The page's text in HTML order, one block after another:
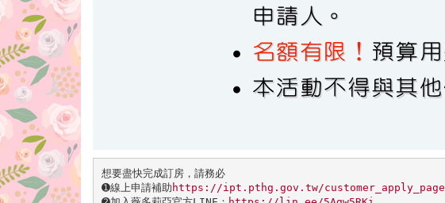
想要盡快完成訂房，請務必
➊線上申請補助 https://ipt.pthg.gov.tw/customer_apply_page